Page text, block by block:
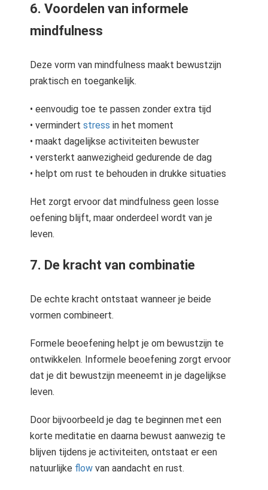
6. Voordelen van informele
mindfulness
Deze vorm van mindfulness maakt bewustzijn
praktisch en toegankelijk.
• eenvoudig toe te passen zonder extra tijd
• vermindert stress in het moment
• maakt dagelijkse activiteiten bewuster
• versterkt aanwezigheid gedurende de dag
• helpt om rust te behouden in drukke situaties
Het zorgt ervoor dat mindfulness geen losse
oefening blijft, maar onderdeel wordt van je
leven.
7. De kracht van combinatie
De echte kracht ontstaat wanneer je beide
vormen combineert.
Formele beoefening helpt je om bewustzijn te
ontwikkelen. Informele beoefening zorgt ervoor
dat je dit bewustzijn meeneemt in je dagelijkse
leven.
Door bijvoorbeeld je dag te beginnen met een
korte meditatie en daarna bewust aanwezig te
blijven tijdens je activiteiten, ontstaat er een
natuurlijke flow van aandacht en rust.